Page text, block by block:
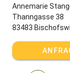
Annemarie
Thanngasse 38
83483